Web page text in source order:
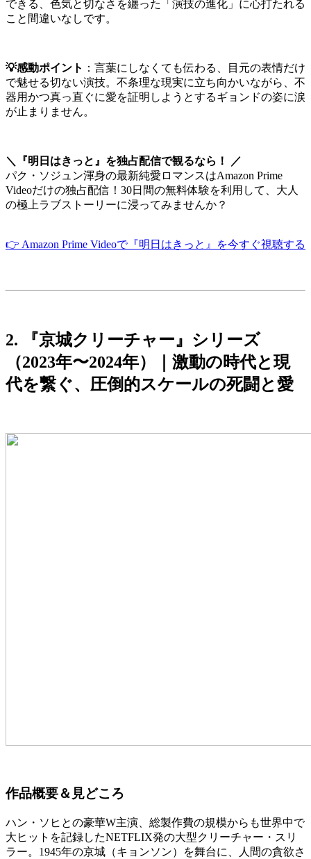
できる、色気と切なさを纏った「演技の進化」に心打たれる
こと間違いなしです。
💡感動ポイント ：言葉にしなくても伝わる、目元の表情だけ
で魅せる切ない演技。不条理な現実に立ち向かいながら、不
器用かつ真っ直ぐに愛を証明しようとするギョンドの姿に涙
が止まりません。
＼『明日はきっと』を独占配信で観るなら！ ／
パク・ソジュン渾身の最新純愛ロマンスはAmazon Prime
Videoだけの独占配信！30日間の無料体験を利用して、大人
の極上ラブストーリーに浸ってみませんか？
👉 Amazon Prime Videoで『明日はきっと』を今すぐ視聴する
2. 『京城クリーチャー』シリーズ
（2023年〜2024年）｜激動の時代と現
代を繋ぐ、圧倒的スケールの死闘と愛
作品概要＆見どころ
ハン・ソヒとの豪華W主演、総製作費の規模からも世界中で
大ヒットを記録したNETFLIX発の大型クリーチャー・スリ
ラー。1945年の京城（キョンソン）を舞台に、人間の貪欲さ